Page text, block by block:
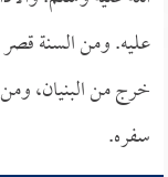
عليه. ومن السنة قصر
خرج من البنيان،
سفره.